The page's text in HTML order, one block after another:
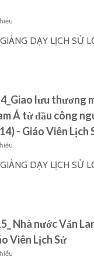
DẠY LỊCH SỬ
lưu thương
Á từ đầu công
- Giáo Viên Lịch
DẠY LỊCH SỬ
Nhà nước Văn
Viên Lịch Sử